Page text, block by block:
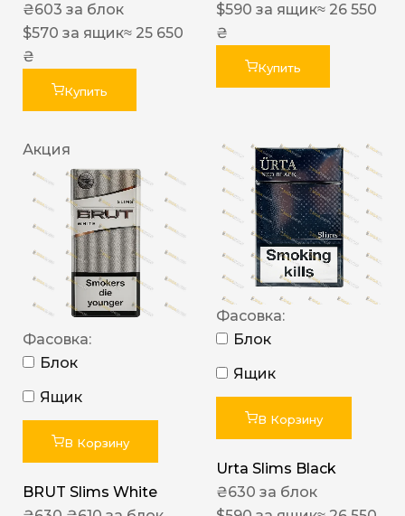
₴603 за блок
$570 за ящик≈ 25 650
₴
Купить
$590 за ящик≈ 26 550
₴
Купить
Акция
Фасовка:
Блок
Ящик
В Корзину
BRUT Slims White
Фасовка:
Блок
Ящик
В Корзину
Urta Slims Black
₴630 за блок